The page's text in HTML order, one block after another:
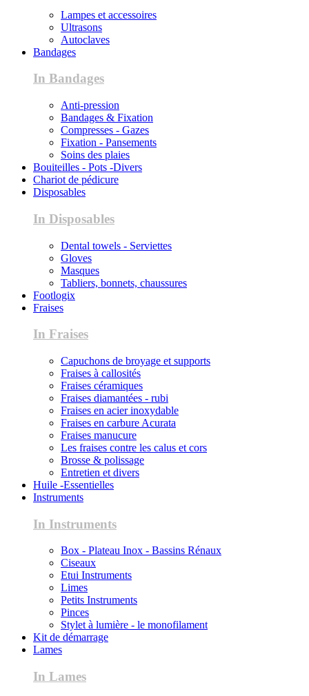
Lampes et accessoires
Ultrasons
Autoclaves
Bandages
In Bandages
Anti-pression
Bandages & Fixation
Compresses - Gazes
Fixation - Pansements
Soins des plaies
Bouiteilles - Pots -Divers
Chariot de pédicure
Disposables
In Disposables
Dental towels - Serviettes
Gloves
Masques
Tabliers, bonnets, chaussures
Footlogix
Fraises
In Fraises
Capuchons de broyage et supports
Fraises à callosités
Fraises céramiques
Fraises diamantées - rubi
Fraises en acier inoxydable
Fraises en carbure Acurata
Fraises manucure
Les fraises contre les calus et cors
Brosse & polissage
Entretien et divers
Huile -Essentielles
Instruments
In Instruments
Box - Plateau Inox - Bassins Rénaux
Ciseaux
Etui Instruments
Limes
Petits Instruments
Pinces
Stylet à lumière - le monofilament
Kit de démarrage
Lames
In Lames